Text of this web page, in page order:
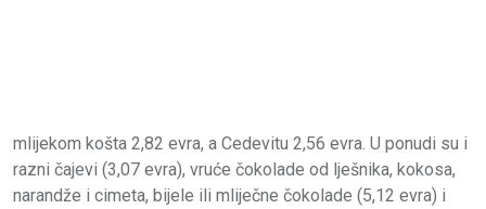
mlijekom košta 2,82 evra, a Cedevitu 2,56 evra. U ponudi su i
razni čajevi (3,07 evra), vruće čokolade od lješnika, kokosa,
narandže i cimeta, bijele ili mliječne čokolade (5,12 evra) i